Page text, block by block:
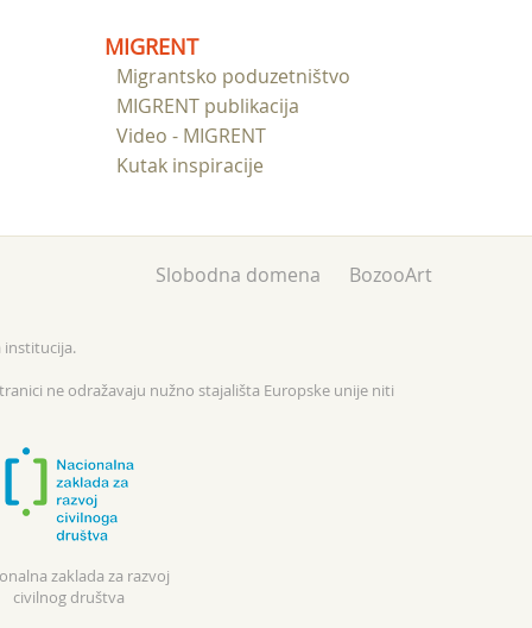
MIGRENT
Migrantsko poduzetništvo
MIGRENT publikacija
Video - MIGRENT
Kutak inspiracije
Slobodna domena BozooArt
institucija.
ne odražavaju nužno stajališta Europske unije niti
zaklada za razvoj
civilnog društva